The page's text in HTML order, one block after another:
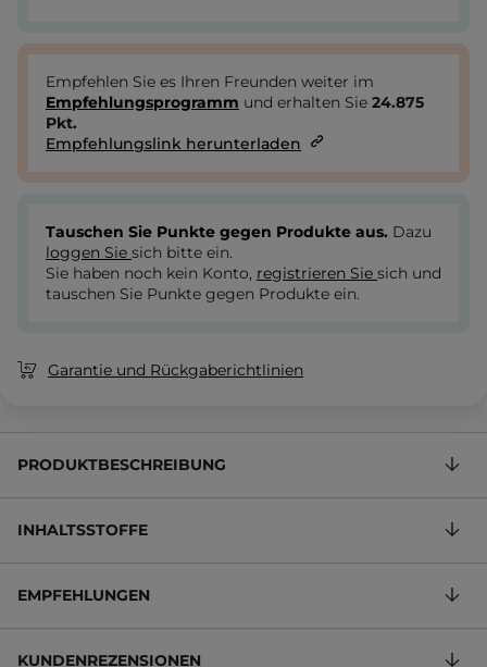
Empfehlen Sie es Ihren Freunden weiter im
Empfehlungsprogramm und erhalten Sie 24.875
Pkt.
Empfehlungslink herunterladen
Tauschen Sie Punkte gegen Produkte aus. Dazu
loggen Sie sich bitte ein.
Sie haben noch kein Konto, registrieren Sie sich und
tauschen Sie Punkte gegen Produkte ein.
Garantie und Rückgaberichtlinien
PRODUKTBESCHREIBUNG
INHALTSSTOFFE
EMPFEHLUNGEN
KUNDENREZENSIONEN